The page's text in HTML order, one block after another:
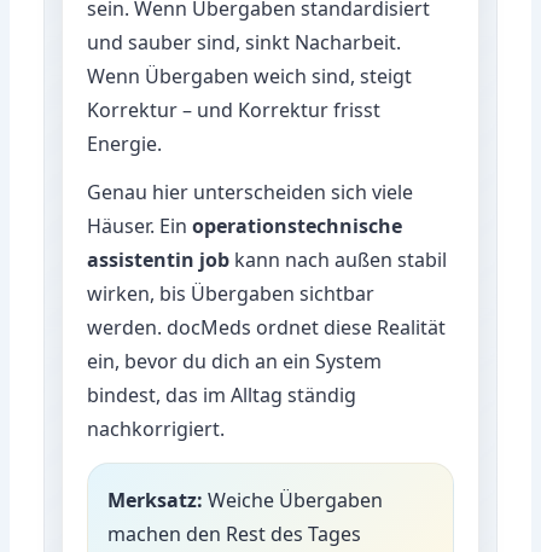
sein. Wenn Übergaben standardisiert
und sauber sind, sinkt Nacharbeit.
Wenn Übergaben weich sind, steigt
Korrektur – und Korrektur frisst
Energie.
Genau hier unterscheiden sich viele
Häuser. Einoperationstechnische
assistentin job kann nach außen stabil
wirken, bis Übergaben sichtbar
werden. docMeds ordnet diese Realität
ein, bevor du dich an ein System
bindest, das im Alltag ständig
nachkorrigiert.
Merksatz: Weiche Übergaben
machen den Rest des Tages